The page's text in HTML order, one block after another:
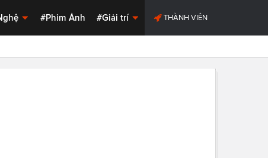
#Phim Ảnh #Giải trí THÀNH VIÊN